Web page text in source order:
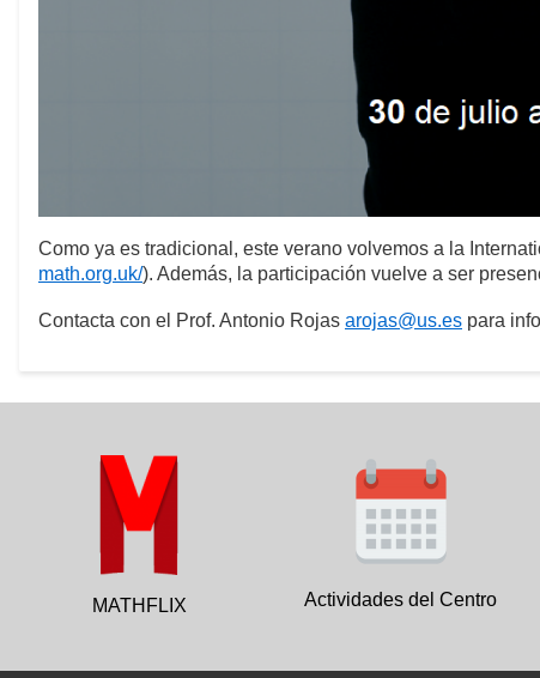
Como ya es tradicional, este verano volvemos a la
math.org.uk/). Además, la participación vuelve a ser
Contacta con el Prof. Antonio Rojas arojas@us.es para
MATHFLIX Actividades del Centro